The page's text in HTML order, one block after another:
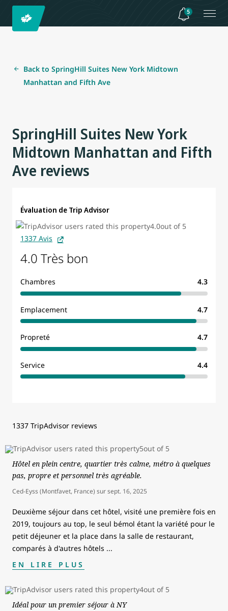
5
Back to SpringHill Suites New York Midtown
Manhattan and Fifth Ave
SpringHill Suites New York
Midtown Manhattan and Fifth
Ave reviews
Évaluation de Trip Advisor
1337 Avis
4.0 Très bon
Chambres 4.3
Emplacement 4.7
Propreté 4.7
Service 4.4
1337 TripAdvisor reviews
Hôtel en plein centre, quartier très calme, métro à quelques
pas, propre et personnel très agréable.
Ced-Eyss (Montfavet, France) sursept. 16, 2025
Deuxième séjour dans cet hôtel, visité une première fois en
2019, toujours au top, le seul bémol étant la variété pour le
petit déjeuner et la place dans la salle de restaurant,
comparés à d'autres hôtels ...
EN LIRE PLUS
Idéal pour un premier séjour à NY